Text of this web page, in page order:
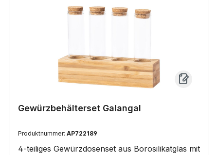
Gewürzbehälterset Galangal
Produktnummer: AP722189
4-teiliges Gewürzdosenset aus Borosilikatglas mit